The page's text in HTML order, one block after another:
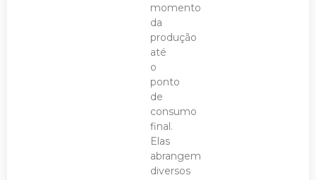
momento
da
produção
até
o
ponto
de
consumo
final.
Elas
abrangem
diversos